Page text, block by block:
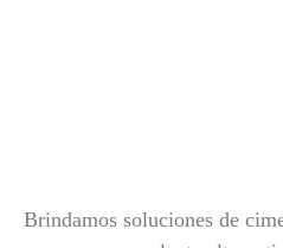
Brindamos soluciones de